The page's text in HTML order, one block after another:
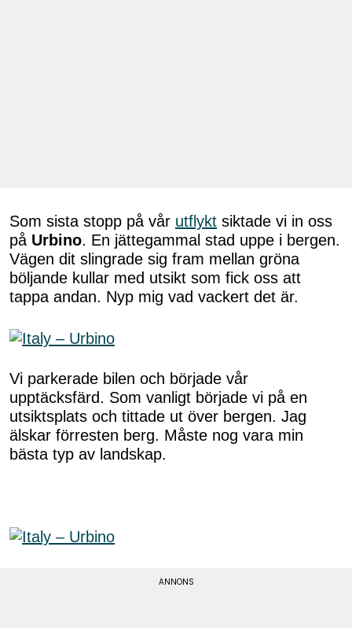
Som sista stopp på vår utflykt siktade vi in oss
på Urbino. En jättegammal stad uppe i bergen.
Vägen dit slingrade sig fram mellan gröna
böljande kullar med utsikt som fick oss att
tappa andan. Nyp mig vad vackert det är.
Vi parkerade bilen och började vår
upptäcksfärd. Som vanligt började vi på en
utsiktsplats och tittade ut över bergen. Jag
älskar förresten berg. Måste nog vara min
bästa typ av landskap.